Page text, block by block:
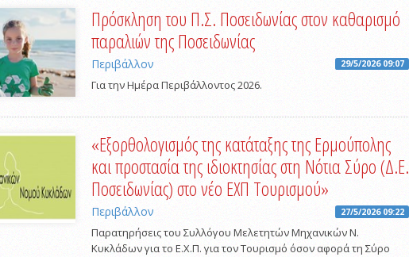
Πρόσκληση του Π.Σ. Ποσειδωνίας στον καθαρισμό
παραλιών της Ποσειδωνίας
Περιβάλλον 29/5/2026 09:07
Για την Ημέρα Περιβάλλοντος 2026.
«Εξορθολογισμός της κατάταξης της Ερμούπολης
και προστασία της ιδιοκτησίας στη Νότια Σύρο (Δ.Ε.
Ποσειδωνίας) στο νέο ΕΧΠ Τουρισμού»
Περιβάλλον 27/5/2026 09:22
Παρατηρήσεις του Συλλόγου Μελετητών Μηχανικών Ν.
Κυκλάδων για το Ε.Χ.Π. για τον Τουρισμό όσον αφορά τη Σύρο